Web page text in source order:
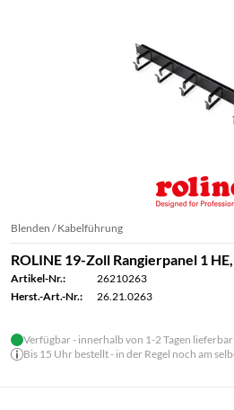
Blenden / Kabelführung
ROLINE 19-Zoll Rangierpanel 1
Artikel-Nr.:
26210263
Herst.-Art.-Nr.:
26.21.0263
Verfügbar - innerhalb von 1-2 Tagen lieferbar
Bis 15 Uhr bestellt - in der Regel noch am